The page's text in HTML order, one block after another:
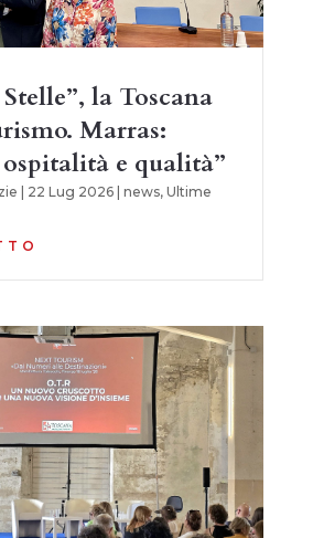
la Toscana
Marras:
e qualità”
22 Lug 2026| news, Ultime